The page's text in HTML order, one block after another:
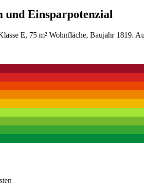
und Einsparpotenzial
E, 75 m² Wohnfläche, Baujahr 1819.